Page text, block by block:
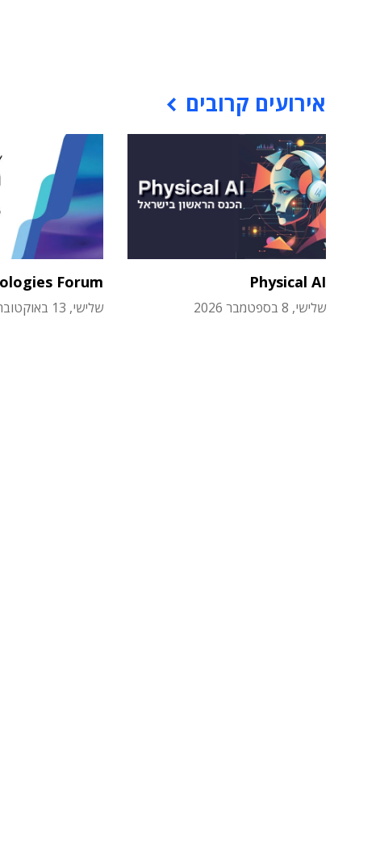
אירועים קרובים
Physical AI
שלישי, 8 בספטמבר 2026
Forum
שלישי, 13 באוקטובר 2026